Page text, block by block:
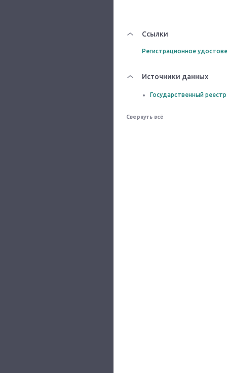
Ссылки
Регистрационное
Источники данных
Государственный
Свернуть всё